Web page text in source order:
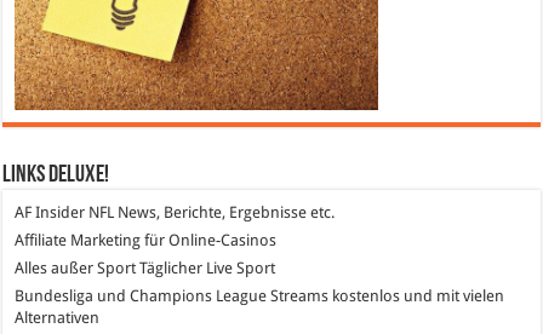
Links DeLuXe!
AF Insider NFL News, Berichte, Ergebnisse etc.
Affiliate Marketing für Online-Casinos
Alles außer Sport Täglicher Live Sport
Bundesliga und Champions League Streams kostenlos und mit vielen
Alternativen